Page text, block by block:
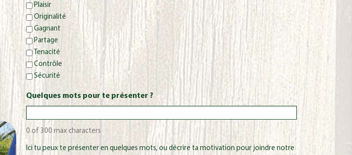
Plaisir
Originalité
Gagnant
Partage
Tenacité
Contrôle
Sécurité
Quelques mots pour te présenter ?
0 of 300 max characters
Ici tu peux te présenter en quelques mots, ou décrire ta motivation pour joindre notre